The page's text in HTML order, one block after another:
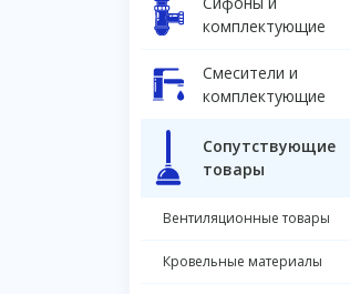
комплектующие
Смесители и
комплектующие
Сопутствующие
товары
Вентиляционные товары
Кровельные материалы